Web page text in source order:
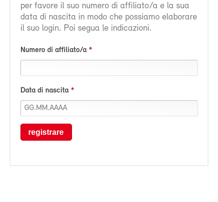
per favore il suo numero di affiliato/a e la sua
data di nascita in modo che possiamo elaborare
il suo login. Poi segua le indicazioni.
Numero di affiliato/a
Data di nascita
registrare